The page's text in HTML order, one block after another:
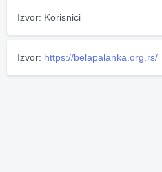
Izvor: Korisnici
Izvor: https://belapalanka.org.rs/